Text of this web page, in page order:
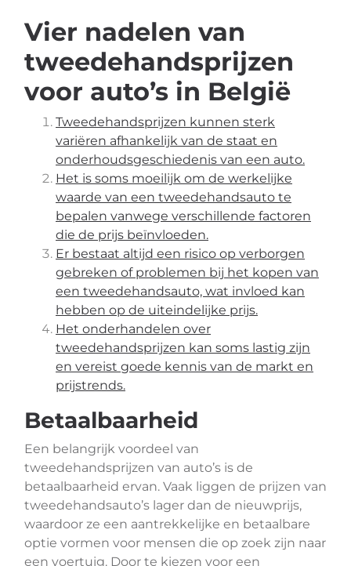
Vier nadelen van
tweedehandsprijzen
voor auto’s in België
Tweedehandsprijzen kunnen sterk
variëren afhankelijk van de staat en
onderhoudsgeschiedenis van een auto.
Het is soms moeilijk om de werkelijke
waarde van een tweedehandsauto te
bepalen vanwege verschillende factoren
die de prijs beïnvloeden.
Er bestaat altijd een risico op verborgen
gebreken of problemen bij het kopen van
een tweedehandsauto, wat invloed kan
hebben op de uiteindelijke prijs.
Het onderhandelen over
tweedehandsprijzen kan soms lastig zijn
en vereist goede kennis van de markt en
prijstrends.
Betaalbaarheid
Een belangrijk voordeel van
tweedehandsprijzen van auto’s is de
betaalbaarheid ervan. Vaak liggen de prijzen van
tweedehandsauto’s lager dan de nieuwprijs,
waardoor ze een aantrekkelijke en betaalbare
optie vormen voor mensen die op zoek zijn naar
een voertuig. Door te kiezen voor een